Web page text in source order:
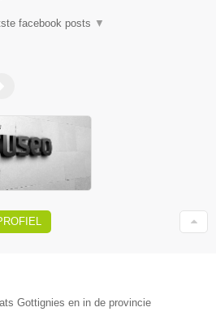
facebook posts ▼
Gottignies en in de provincie